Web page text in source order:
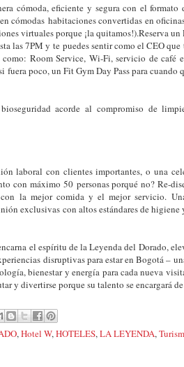
cómoda, eficiente y segura con el formato
cómodas habitaciones convertidas en
virtuales porque ¡la quitamos!).Reserva
las 7PM y te puedes sentir como el CEO que
Room Service, Wi-Fi, servicio de café
poco, un Fit Gym Day Pass para cuando
acorde al compromiso de
laboral con clientes importantes, o una
con máximo 50 personas porqué no? Re-
la mejor comida y el mejor servicio.
exclusivas con altos estándares de
el espíritu de la Leyenda del Dorado,
disruptivas para estar en Bogotá –
bienestar y energía para cada nueva
y divertirse porque su talento se encargará
,Hotel W,HOTELES,LA LEYENDA,